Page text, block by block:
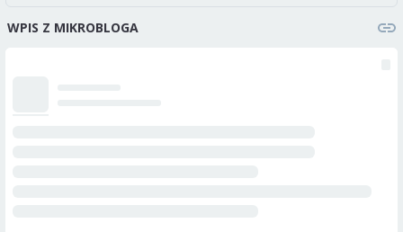
WPIS Z MIKROBLOGA